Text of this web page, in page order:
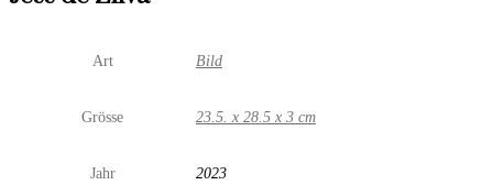
Art Bild
Grösse 23.5. x 28.5 x 3 cm
Jahr 2023